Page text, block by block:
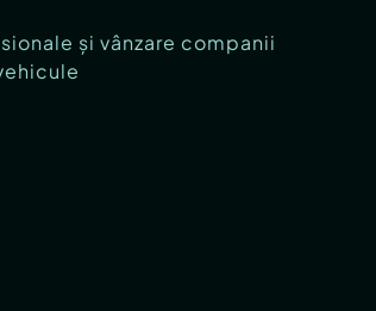
și vânzare companii